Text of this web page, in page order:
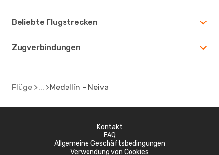
Beliebte Flugstrecken
Zugverbindungen
Flüge Medellín - Neiva
Kontakt
FAQ
Allgemeine Geschäftsbedingungen
Verwendung von Cookies